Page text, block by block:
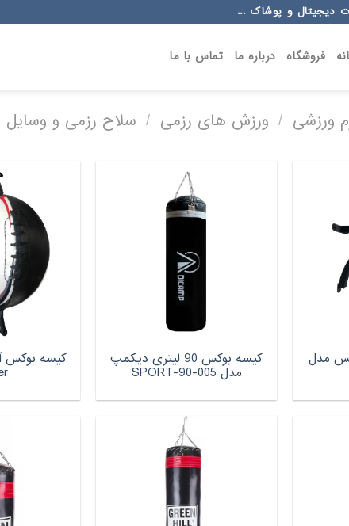
دیجیتال و پوشاک ...
فروشگاه درباره ما تماس با ما
ورزشی / ورزش های رزمی / سلاح رزمی و وسایل
مدل کیسه بوکس 90 لیتری دیکمپ
مدل SPORT-90-005
کیسه بوکس